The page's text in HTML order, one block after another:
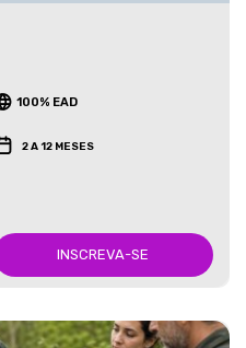
100% EAD
2 A 12 MESES
INSCREVA-SE